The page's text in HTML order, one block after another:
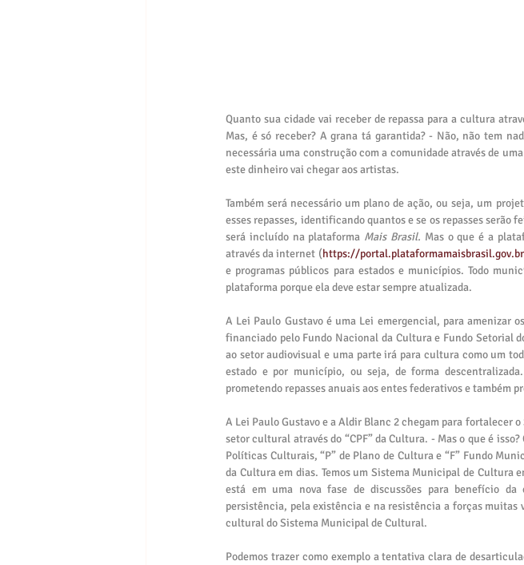
Quanto sua cidade vai receber de repassa para a cultura
Mas, é só receber? A grana tá garantida? - Não, não tem
necessária uma construção com a comunidade através de
este dinheiro vai chegar aos artistas.
Também será necessário um plano de ação, ou seja, um
esses repasses, identificando quantos e se os repasses serão
será incluído na plataforma Mais Brasil. Mas o que é a
através da internet (https://
e programas públicos para estados e municípios. Todo
plataforma porque ela deve estar sempre atualizada.
A Lei Paulo Gustavo é uma Lei emergencial, para amenizar
financiado pelo Fundo Nacional da Cultura e Fundo Setorial
ao setor audiovisual e uma parte irá para cultura como um
estado e por município, ou seja, de forma
prometendo repasses anuais aos entes federativos e também
A Lei Paulo Gustavo e a Aldir Blanc 2 chegam para fortalecer
setor cultural através do “CPF” da Cultura. - Mas o que é
Políticas Culturais, “P” de Plano de Cultura e “F” Fundo
da Cultura em dias. Temos um Sistema Municipal de Cultura
está em uma nova fase de discussões para benefício
persistência, pela existência e na resistência a forças muitas
cultural do Sistema Municipal de Cultural.
Podemos trazer como exemplo a tentativa clara de